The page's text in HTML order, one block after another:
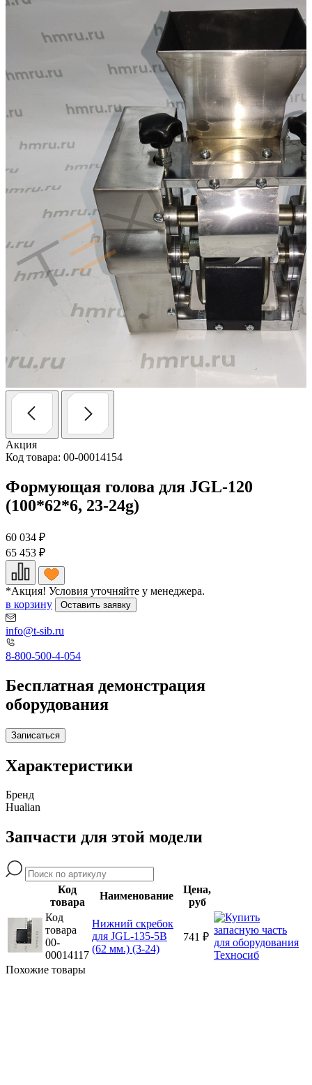
Акция
Код товара: 00-00014154
Формующая голова для JGL-120
(100*62*6, 23-24g)
60 034 ₽
65 453 ₽
*Акция! Условия уточняйте у менеджера.
в корзину
Оставить заявку
info@t-sib.ru
8-800-500-4-054
Бесплатная демонстрация
оборудования
Записаться
Характеристики
Бренд
Hualian
Запчасти для этой модели
Код
товара
Наименование
Цена,
руб
Код
товара
00-
00014117
Нижний скребок
для JGL-135-5B
(62 мм.) (3-24)
741 ₽
Похожие товары